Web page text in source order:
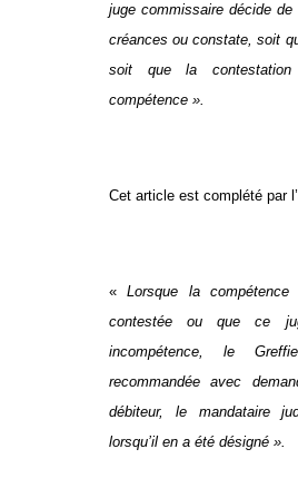
juge commissaire décide
créances ou constate, soit
soit que la
compétence ».
Cet article est complété par
«Lorsque la
contestée ou que ce
incompétence, le
recommandée avec
débiteur, le mandataire
lorsqu’il en a été désigné ».